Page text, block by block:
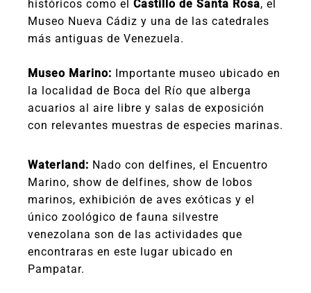
históricos como el Castillo de Santa Rosa, el
Museo Nueva Cádiz y una de las catedrales
más antiguas de Venezuela.
Museo Marino: Importante museo ubicado en
la localidad de Boca del Río que alberga
acuarios al aire libre y salas de exposición
con relevantes muestras de especies marinas.
Waterland: Nado con delfines, el Encuentro
Marino, show de delfines, show de lobos
marinos, exhibición de aves exóticas y el
único zoológico de fauna silvestre
venezolana son de las actividades que
encontraras en este lugar ubicado en
Pampatar.